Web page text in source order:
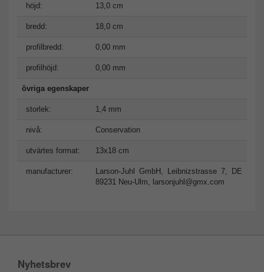
höjd: 13,0 cm
bredd: 18,0 cm
profilbredd: 0,00 mm
profilhöjd: 0,00 mm
övriga egenskaper
storlek: 1,4 mm
nivå: Conservation
utvärtes format: 13x18 cm
manufacturer:
Larson-Juhl GmbH, Leibnizstrasse 7, DE
89231 Neu-Ulm, larsonjuhl@gmx.com
Nyhetsbrev